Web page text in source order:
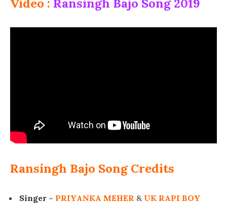
Video : Ransingh Bajo Song 2019
Ransingh Bajo Song Credits
Singer – PRIYANKA MEHER & UK RAPI BOY